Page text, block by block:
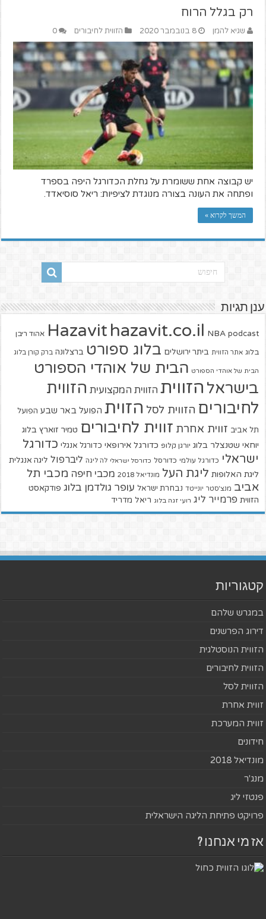
רק בגלל הרוח
שגיא להמן 8 בנובמבר 2020 הזווית לחיבורים 0
יש קבוצה אחת ששומרת על גחלת הכדורגל היפה בספרד
ופתחה את העונה בצורה מנוגדת לציפיות: ריאל סוסיאדד.
המשך לקרוא »
ענן תגיות
Hazavit hazavit.co.il NBA podcast אהוד ריבן
בלוג אתר הזווית ביתר ירושלים בלוג ספורט ברצלונה ברק קורן בלוג
הבית של אוהדי הספורט הבית של אוהדי הספורט
בישראל הזווית הזווית המקצועית הזווית
לחיבורים הזווית לסל הזוית הפועל באר שבע הפועל
תל אביב זווית אחרת זווית לחיבורים טמיר זוארץ בלוג
יוחאי שטנצלר בלוג יורגן קלופ כדורגל אירופאי כדורגל אנגלי כדורגל
ישראלי כדורגל עולמי כדורסל כדורסל ישראלי לה ליגה ליברפול ליגה אנגלית
ליגת האלופות ליגת העל מונדיאל 2018 מכבי חיפה מכבי תל
אביב מנצ'סטר יונייטד נבחרת ישראל עופר גולדמן בלוג פודקאסט
הזווית פרמייר ליג רועי זגה בלוג ריאל מדריד
קטגוריות
במגרש שלהם
דירוג הפרשנים
הזווית הנוסטלגית
הזווית לחיבורים
הזווית לסל
זווית אחרת
זווית המערכת
חידונים
מונדיאל 2018
מנג'ר
פנטזי ליג
פרויקט פתיחת הליגה הישראלית
אז מי אנחנו ?